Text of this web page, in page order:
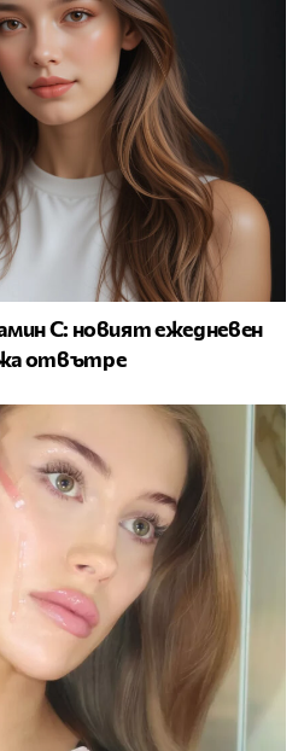
C: новият ежедневен
отвътре